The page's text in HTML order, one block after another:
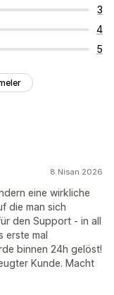
3
4
5
8 Nisan 2026
eine wirkliche
die man sich
den Support - in all
erste mal
binnen 24h gelöst!
Kunde. Macht